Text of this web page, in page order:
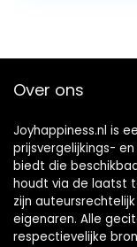
Over ons
Joyhappiness.nl is
prijsvergelijkings-
biedt die
houdt via de laatst
zijn
eigenaren. Alle
respectievelijke